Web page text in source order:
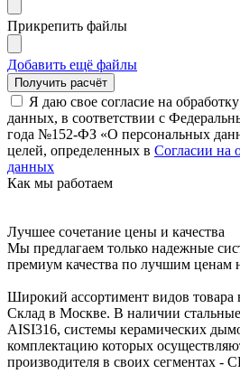
Прикрепить файлы
Добавить ещё файлы
Я даю свое согласие на
данных, в соответствии с
года №152-ФЗ «О персональных
целей, определенных в Согласии на
данных
Как мы работаем
Лучшее сочетание цены и качества
Мы предлагаем только надежные
премиум качества по лучшим ценам
Широкий ассортимент видов товара
Склад в Москве. В наличии
AISI316, системы керамических
комплектацию которых
производителя в своих сегментах -